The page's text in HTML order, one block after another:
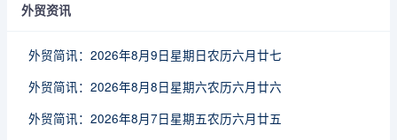
外贸资讯
外贸简讯：2026年8月9日星期日农历六月廿七
外贸简讯：2026年8月8日星期六农历六月廿六
外贸简讯：2026年8月7日星期五农历六月廿五